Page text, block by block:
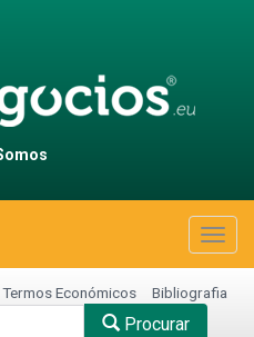
Termos Económicos Bibliografia
Procurar